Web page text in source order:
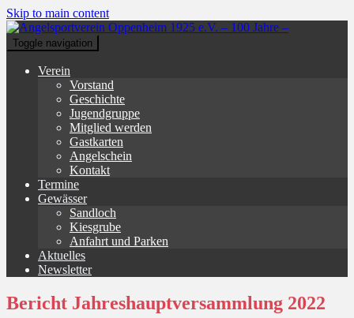
Skip to main content
Toggle navigation
Verein
Vorstand
Geschichte
Jugendgruppe
Mitglied werden
Gastkarten
Angelschein
Kontakt
Termine
Gewässer
Sandloch
Kiesgrube
Anfahrt und Parken
Aktuelles
Newsletter
Bericht Jahreshauptversammlung 2022